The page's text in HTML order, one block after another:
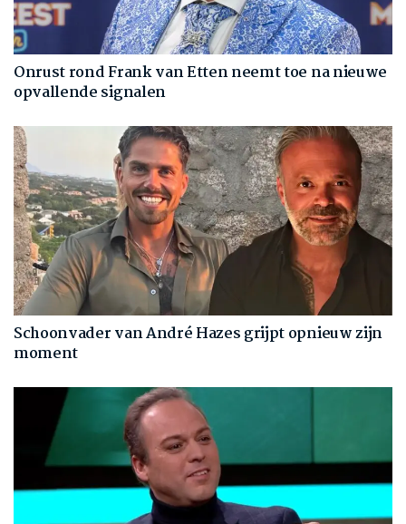
Onrust rond Frank van Etten neemt toe na nieuwe
opvallende signalen
Schoonvader van André Hazes grijpt opnieuw zijn
moment